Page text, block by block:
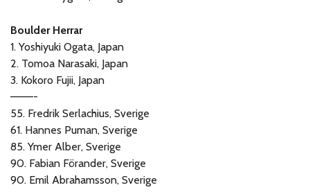
Boulder Herrar
1. Yoshiyuki Ogata, Japan
2. Tomoa Narasaki, Japan
3. Kokoro Fujii, Japan
———-
55. Fredrik Serlachius, Sverige
61. Hannes Puman, Sverige
85. Ymer Alber, Sverige
90. Fabian Förander, Sverige
90. Emil Abrahamsson, Sverige